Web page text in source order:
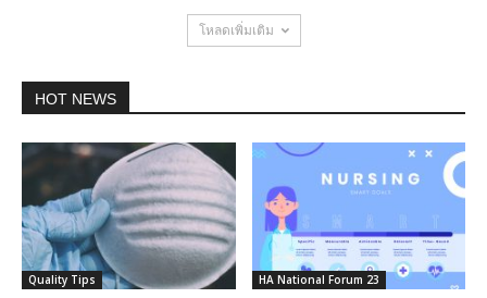
โหลดเพิ่มเติม
HOT NEWS
Quality Tips HA National Forum 23